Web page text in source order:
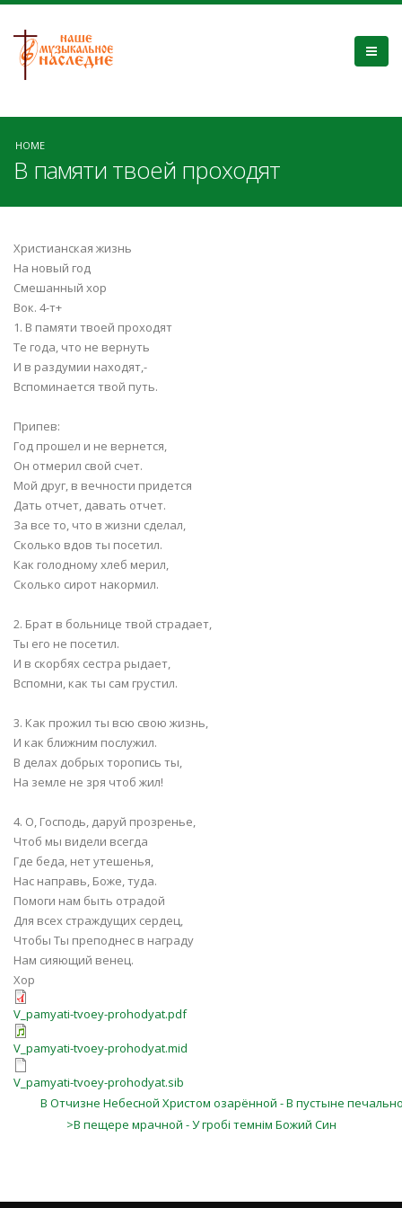
HOME
В памяти твоей проходят
Христианская жизнь
На новый год
Смешанный хор
Вок. 4-т+
1. В памяти твоей проходят
Те года, что не вернуть
И в раздумии находят,-
Вспоминается твой путь.
Припев:
Год прошел и не вернется,
Он отмерил свой счет.
Мой друг, в вечности придется
Дать отчет, давать отчет.
За все то, что в жизни сделал,
Сколько вдов ты посетил.
Как голодному хлеб мерил,
Сколько сирот накормил.
2. Брат в больнице твой страдает,
Ты его не посетил.
И в скорбях сестра рыдает,
Вспомни, как ты сам грустил.
3. Как прожил ты всю свою жизнь,
И как ближним послужил.
В делах добрых торопись ты,
На земле не зря чтоб жил!
4. О, Господь, даруй прозренье,
Чтоб мы видели всегда
Где беда, нет утешенья,
Нас направь, Боже, туда.
Помоги нам быть отрадой
Для всех страждущих сердец,
Чтобы Ты преподнес в награду
Нам сияющий венец.
Хор
V_pamyati-tvoey-prohodyat.pdf
V_pamyati-tvoey-prohodyat.mid
V_pamyati-tvoey-prohodyat.sib
В Отчизне Небесной Христом озарённой - В пустыне
>В пещере мрачной - У гробі темнім Божий Син